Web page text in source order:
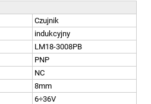
Czujnik
indukcyjny
LM18-3008PB
PNP
NC
8mm
6÷36V